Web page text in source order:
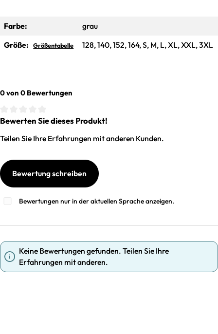
Farbe:
grau
Größe:
Größentabelle 128, 140, 152, 164, S, M, L, XL, XXL, 3XL
0 von 0 Bewertungen
Durchschnittliche Bewertung von 0 von 5 Sternen
Bewerten Sie dieses Produkt!
Teilen Sie Ihre Erfahrungen mit anderen Kunden.
Bewertung schreiben
Bewertungen nur in der aktuellen Sprache anzeigen.
Keine Bewertungen gefunden. Teilen Sie Ihre
Erfahrungen mit anderen.